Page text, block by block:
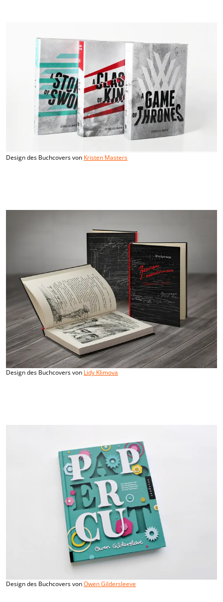
Design des Buchcovers von Kristen Masters
Design des Buchcovers von Lidy Klimova
Design des Buchcovers vonOwen Gildersleeve